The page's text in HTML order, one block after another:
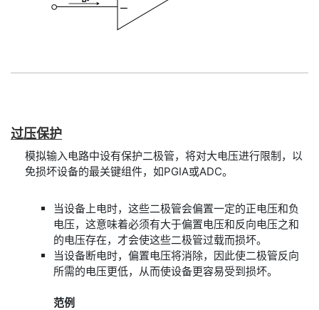
过压保护
模拟输入电路中设有保护二极管，将对大电压进行限制，以
免损坏设备的最关键组件，如PGIA或ADC。
当设备上电时，这些二极管会偏置一定的正电压和负
电压，这意味着必须有大于偏置电压和反向电压之和
的电压存在，才会使这些二极管过载而损坏。
当设备断电时，偏置电压将消除，因此使二极管反向
所需的电压更低，从而使设备更容易受到损坏。
范例